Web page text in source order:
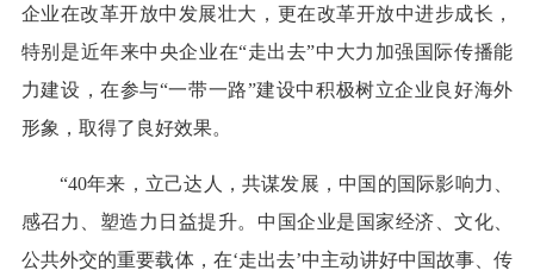
企业在改革开放中发展壮大，更在改革开放中进步成长，
特别是近年来中央企业在“走出去”中大力加强国际传播能
力建设，在参与“一带一路”建设中积极树立企业良好海外
形象，取得了良好效果。
“40年来，立己达人，共谋发展，中国的国际影响力、
感召力、塑造力日益提升。中国企业是国家经济、文化、
公共外交的重要载体，在‘走出去’中主动讲好中国故事、传